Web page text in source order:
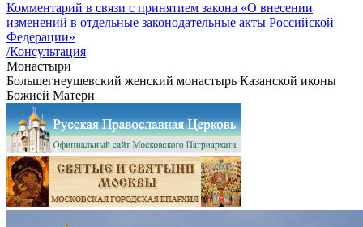
Комментарий в связи с принятием закона «О внесении
изменений в отдельные законодательные акты Российской
Федерации»
/Консультация
Монастыри
Большегнеушевский женский монастырь Казанской иконы
Божией Матери